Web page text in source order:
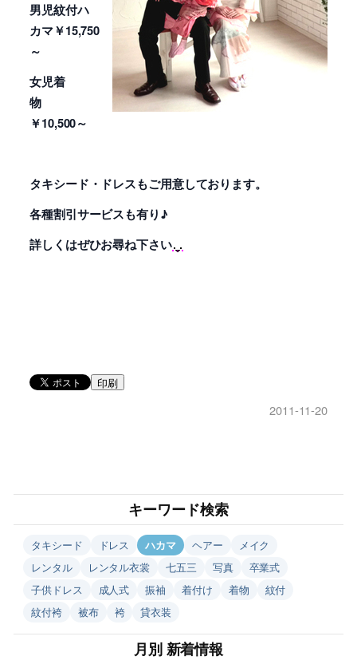
男児紋付ハ
カマ￥15,750
～
女児着
物
￥10,500～
タキシード・ドレスもご用意しております。
各種割引サービスも有り♪
詳しくはぜひお尋ね下さい
印刷
2011-11-20
キーワード検索
タキシード ドレス ハカマ ヘアー
メイク
レンタル
レンタル衣裳 七五三 写真
卒業式
子供ドレス
成人式 振袖 着付け 着物
紋付
紋付袴
被布 袴 貸衣装
月別 新着情報